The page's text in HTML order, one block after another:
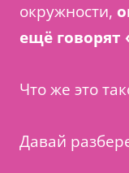
окружности,
ещё говорят
Что же это
Давай